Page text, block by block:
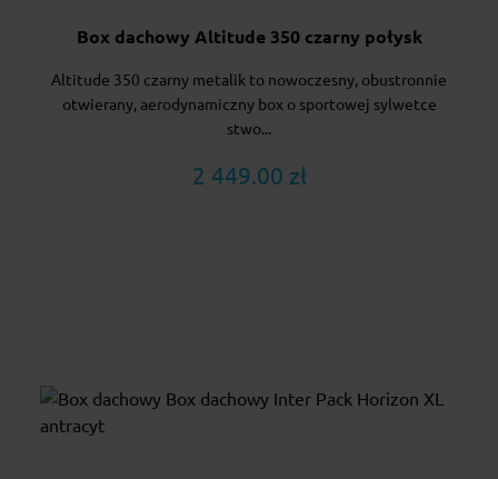
Box dachowy Altitude 350 czarny połysk
Altitude 350 czarny metalik to nowoczesny, obustronnie
otwierany, aerodynamiczny box o sportowej sylwetce
stwo...
2 449.00 zł